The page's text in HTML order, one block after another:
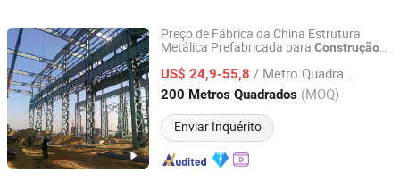
Prefabricadas, Hotéis,
Centros Comerciais e
Edifícios de Grande
Altura
Metálica Escritório
Construção de Edifício
Aço de
Personalizada
Preço de Fábrica da China Estrutura
Metálica Prefabricada para Construção
Aço para Armazém, Shopping,
Supermercado, Galpão, Escola
US$ 24,9-55,8 / Metro Quadrado
200 Metros Quadrados (MOQ)
Enviar Inquérito
SDKM Metal Materials Co., LTD
Shandong, China Desde 2024